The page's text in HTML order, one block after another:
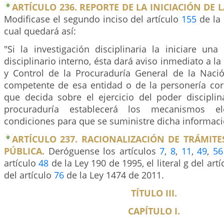
ARTÍCULO 236. REPORTE DE LA INICIACIÓN DE
Modificase el segundo inciso del artículo 155 de la
cual quedará así:
"Si la investigación disciplinaria la iniciare
disciplinario interno, ésta dará aviso inmediato a la
y Control de la Procuraduría General de la
competente de esa entidad o de la personería
que decida sobre el ejercicio del poder
procuraduría establecerá los mecanismos
condiciones para que se suministre dicha
ARTÍCULO 237. RACIONALIZACIÓN DE
PÚBLICA. Deróguense los artículos7, 8, 11,49, 56
artículo48 de la Ley 190 de 1995, el literal g del
del artículo 76 de la Ley 1474 de 2011.
TÍTULO III.
CAPÍTULO I.